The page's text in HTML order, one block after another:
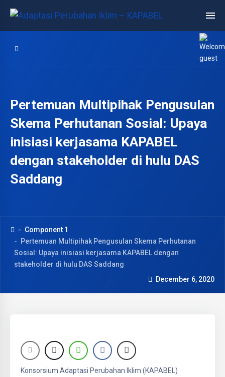
Pertemuan Multipihak Pengusulan
Skema Perhutanan Sosial: Upaya
inisiasi kerjasama KAPABEL
dengan stakeholder di hulu DAS
Saddang
Component 1
Pertemuan Multipihak Pengusulan Skema Perhutanan
Sosial: Upaya inisiasi kerjasama KAPABEL dengan
stakeholder di hulu DAS Saddang
December 6, 2020
Konsorsium Adaptasi Perubahan Iklim (KAPABEL)